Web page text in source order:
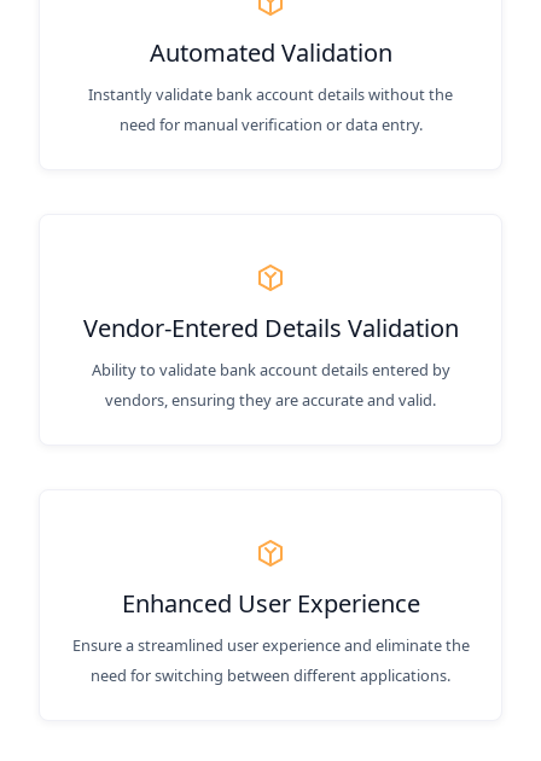
Automated Validation
Instantly validate bank account details without the
need for manual verification or data entry.
Vendor-Entered Details Validation
Ability to validate bank account details entered by
vendors, ensuring they are accurate and valid.
Enhanced User Experience
Ensure a streamlined user experience and eliminate the
need for switching between different applications.